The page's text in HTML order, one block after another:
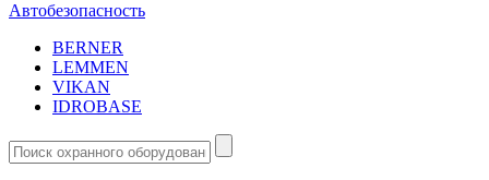
Автобезопасность
BERNER
LEMMEN
VIKAN
IDROBASE